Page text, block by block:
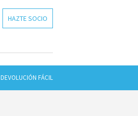
HAZTE SOCIO
DEVOLUCIÓN FÁCIL